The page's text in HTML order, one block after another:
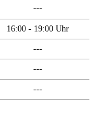
---
16:00 - 19:00 Uhr
---
---
---